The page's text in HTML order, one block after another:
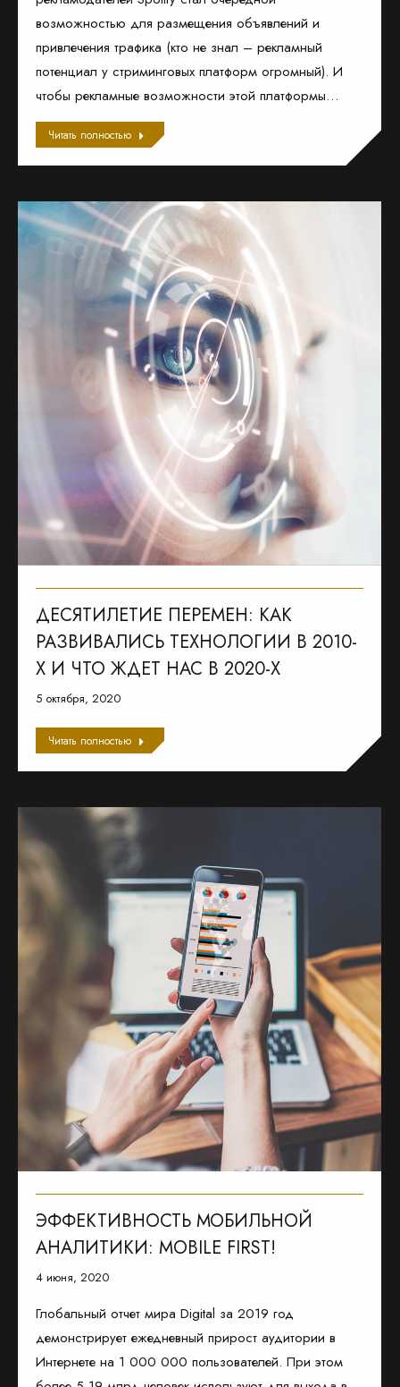
возможностью для размещения объявлений и
привлечения трафика (кто не знал – рекламный
потенциал у стриминговых платформ огромный). И
чтобы рекламные возможности этой платформы…
Читать полностью
ДЕСЯТИЛЕТИЕ ПЕРЕМЕН: КАК
РАЗВИВАЛИСЬ ТЕХНОЛОГИИ В 2010-
Х И ЧТО ЖДЕТ НАС В 2020-Х
5 октября, 2020
Читать полностью
ЭФФЕКТИВНОСТЬ МОБИЛЬНОЙ
АНАЛИТИКИ: MOBILE FIRST!
4 июня, 2020
Глобальный отчет мира Digital за 2019 год
демонстрирует ежедневный прирост аудитории в
Интернете на 1 000 000 пользователей. При этом